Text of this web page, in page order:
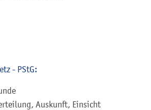
- PStG:
Auskunft, Einsicht